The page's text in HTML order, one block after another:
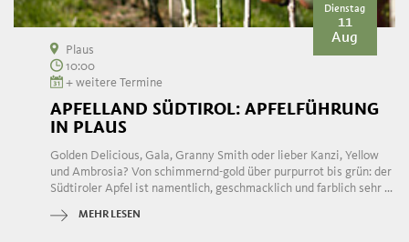
Dienstag
11
Aug
Plaus
10:00
+ weitere Termine
APFELLAND SÜDTIROL: APFELFÜHRUNG
IN PLAUS
Golden Delicious, Gala, Granny Smith oder lieber Kanzi, Yellow
und Ambrosia? Von schimmernd-gold über purpurrot bis grün: der
Südtiroler Apfel ist namentlich, geschmacklich und farblich sehr ...
MEHR LESEN